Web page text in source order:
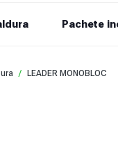
Pachete
LEADER MONOBLOC